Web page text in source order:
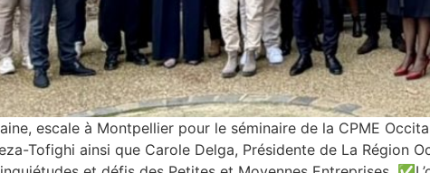
escale à Montpellier pour le séminaire de la CPME
Tofighi ainsi que Carole Delga, Présidente de La